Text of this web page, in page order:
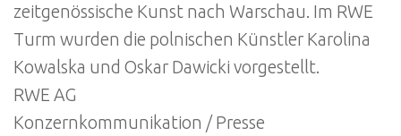
zeitgenössische Kunst nach Warschau. Im RWE
Turm wurden die polnischen Künstler Karolina
Kowalska und Oskar Dawicki vorgestellt.
RWE AG
Konzernkommunikation / Presse